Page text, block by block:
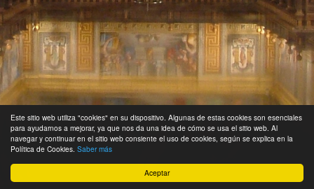
Aceptar
Este sitio web utiliza "cookies" en su dispositivo. Algunas de estas cookies son esenciales
para ayudarnos a mejorar, ya que nos da una idea de cómo se usa el sitio web. Al
navegar y continuar en el sitio web consiente el uso de cookies, según se explica en la
Política de Cookies. Saber más